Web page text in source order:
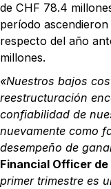
de CHF 78.4
período ascendieron
respecto del año
millones.
«Nuestros bajos
reestructuración
confiabilidad de
nuevamente como
desempeño de
Financial Officer de
primer trimestre es